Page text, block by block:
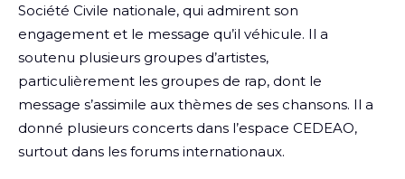
Société Civile nationale, qui admirent son
engagement et le message qu’il véhicule. Il a
soutenu plusieurs groupes d’artistes,
particulièrement les groupes de rap, dont le
message s’assimile aux thèmes de ses chansons. Il a
donné plusieurs concerts dans l’espace CEDEAO,
surtout dans les forums internationaux.